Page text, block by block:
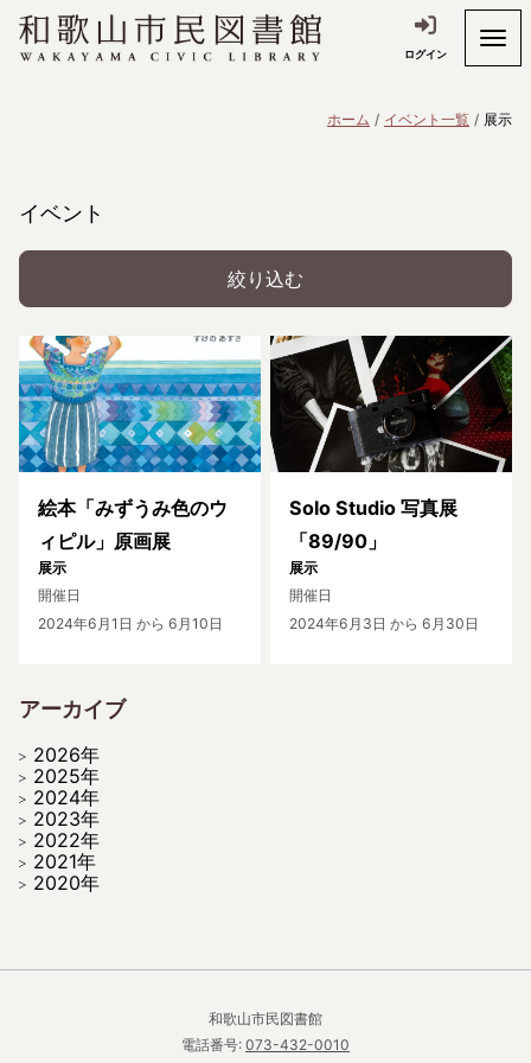
ログイン
ホーム イベント一覧 展示
イベント
絞り込む
絵本「みずうみ色のウ
ィピル」原画展
展示
開催日
2024年6月1日 から 6月10日
Solo Studio 写真展
「89/90」
展示
開催日
2024年6月3日 から 6月30日
アーカイブ
2026年
2025年
2024年
2023年
2022年
2021年
2020年
和歌山市民図書館
電話番号: 073-432-0010